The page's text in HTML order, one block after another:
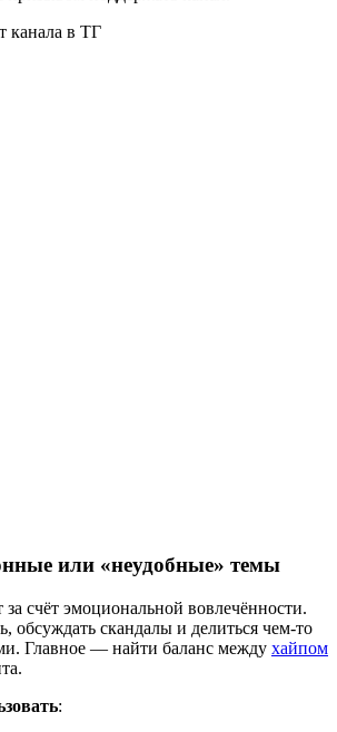
или «неудобные» темы
за счёт эмоциональной вовлечённости.
обсуждать скандалы и делиться чем-то
Главное — найти баланс между хайпом
: